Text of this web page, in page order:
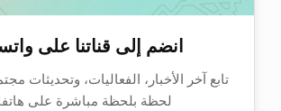
انضم إلى قناتنا على
تابع آخر الأخبار، الفعاليات، وتحديثات
لحظة بلحظة مباشرة على